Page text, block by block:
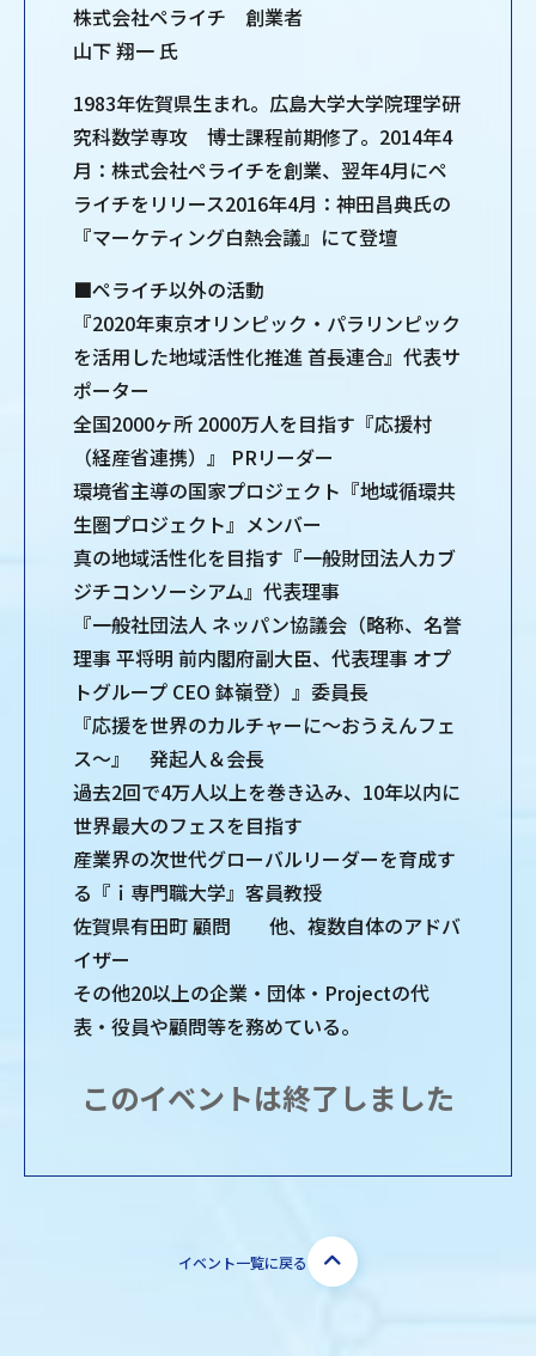
株式会社ペライチ 創業者
山下 翔一 氏
1983年佐賀県生まれ。広島大学大学院理学研
究科数学専攻 博士課程前期修了。2014年4
月：株式会社ペライチを創業、翌年4月にペ
ライチをリリース2016年4月：神田昌典氏の
『マーケティング白熱会議』にて登壇
■ペライチ以外の活動
『2020年東京オリンピック・パラリンピック
を活用した地域活性化推進 首長連合』代表サ
ポーター
全国2000ヶ所 2000万人を目指す『応援村
（経産省連携）』 PRリーダー
環境省主導の国家プロジェクト『地域循環共
生圏プロジェクト』メンバー
真の地域活性化を目指す『一般財団法人カブ
ジチコンソーシアム』代表理事
『一般社団法人 ネッパン協議会（略称、名誉
理事 平将明 前内閣府副大臣、代表理事 オプ
トグループ CEO 鉢嶺登）』委員長
『応援を世界のカルチャーに～おうえんフェ
ス～』 発起人＆会長
過去2回で4万人以上を巻き込み、10年以内に
世界最大のフェスを目指す
産業界の次世代グローバルリーダーを育成す
る『ｉ専門職大学』客員教授
佐賀県有田町 顧問 他、複数自体のアドバ
イザー
その他20以上の企業・団体・Projectの代
表・役員や顧問等を務めている。
このイベントは終了しました
イベント一覧に戻る